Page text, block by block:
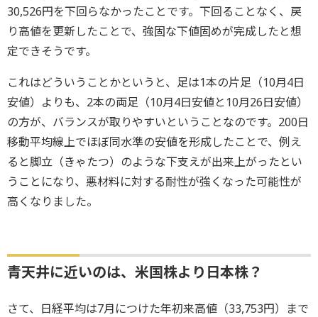
30,526円を下回らなかったことです。下回ることなく、戻
り高値を更新したことで、強固な下値固めが完成したと想
定できそうです。
これはどういうことかというと、足は1本の片足（10月4日
安値）よりも、2本の両足（10月4日安値と10月26日安値）
の方が、バランスが取りやすいということなのです。200日
移動平均線上でほぼ同水準の安値を形成したことで、例え
ると脚立（きゃたつ）のような下支えが出来上がったとい
うことになり、悪材料に対する耐性が強くなった可能性が
高くなりました。
青天井に近いのは、米国株より日本株？
さて、日経平均は7月につけた年初来高値（33,753円）まで